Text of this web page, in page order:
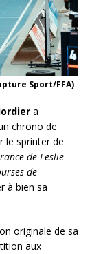
Sport/FFA)
a
chrono de
le sprinter de
de Leslie
de
à bien sa
originale de sa
aux